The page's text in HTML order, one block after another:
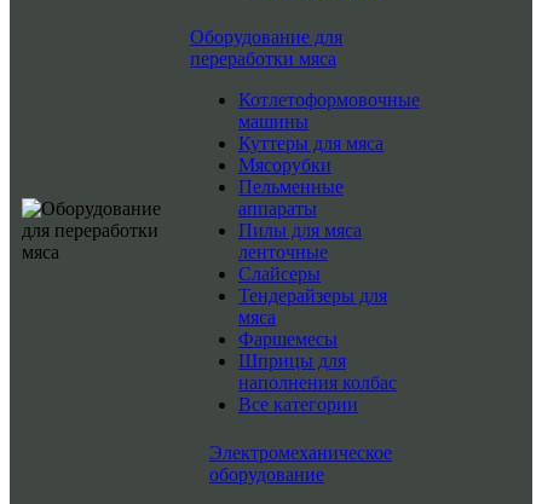
Оборудование для
переработки мяса
Котлетоформовочные
машины
Куттеры для мяса
Мясорубки
Пельменные
аппараты
Пилы для мяса
ленточные
Слайсеры
Тендерайзеры для
мяса
Фаршемесы
Шприцы для
наполнения колбас
Все категории
Электромеханическое
оборудование